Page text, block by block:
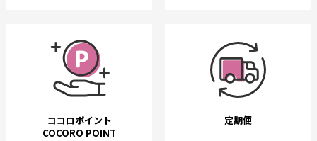
ココロポイント
COCORO POINT
定期便